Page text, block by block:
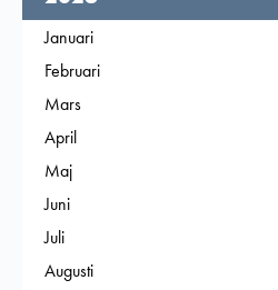
Filtrera på
Januari
Filtrera på
Februari
Filtrera på
Mars
Filtrera på
April
Filtrera på
Maj
Filtrera på
Juni
Filtrera på
Juli
Filtrera på
Augusti